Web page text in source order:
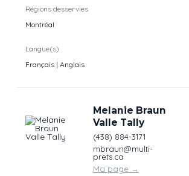
Régions desservies
Montréal
Langue(s)
Français | Anglais
Melanie Braun
Valle Tally
(438) 884-3171
mbraun@multi-
prets.ca
Ma page →